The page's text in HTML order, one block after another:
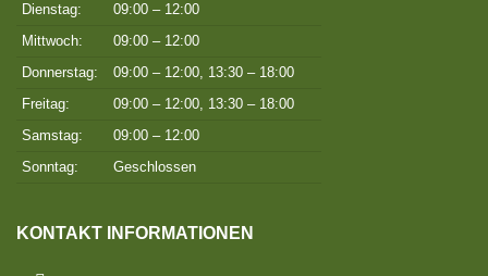
Dienstag:
09:00 – 12:00
Mittwoch:
09:00 – 12:00
Donnerstag:
09:00 – 12:00, 13:30 – 18:00
Freitag:
09:00 – 12:00, 13:30 – 18:00
Samstag:
09:00 – 12:00
Sonntag:
Geschlossen
KONTAKT INFORMATIONEN